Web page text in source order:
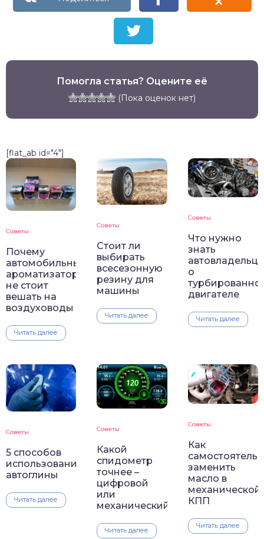
Помогла статья? Оцените её
(Пока оценок нет)
[flat_ab id="4"]
Советы
Почему
автомобильные
ароматизаторы
не стоит
вешать на
воздуховоды
Читать далее
Советы
Стоит ли
выбирать
всесезонную
резину для
машины
Читать далее
Советы
Что нужно
знать
о
двигателе
Читать далее
Советы
5 способов
использования
автоглины
Читать далее
Советы
Какой
спидометр
точнее –
цифровой
или
механический
Читать далее
Советы
Как
заменить
масло в
механической
КПП
Читать далее